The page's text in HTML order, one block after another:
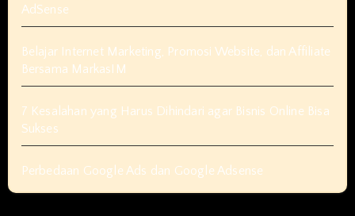
AdSense
Belajar Internet Marketing, Promosi Website, dan Affiliate
Bersama MarkasIM
7 Kesalahan yang Harus Dihindari agar Bisnis Online Bisa
Sukses
Perbedaan Google Ads dan Google Adsense